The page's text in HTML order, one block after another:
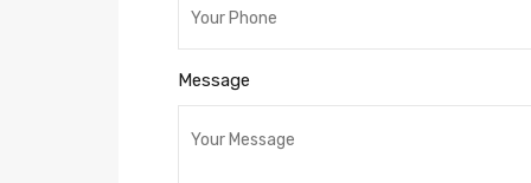
Message